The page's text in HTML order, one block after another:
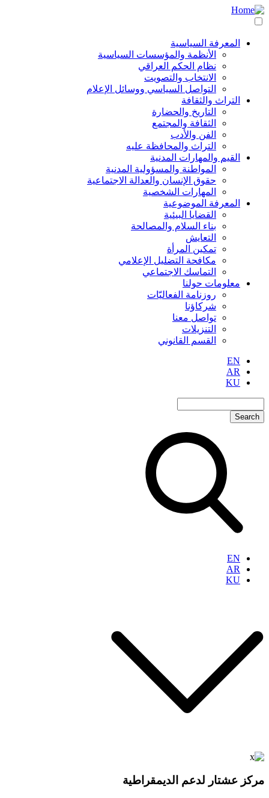
انتقل
مباشرة
الرئيسي
navigation
المعرفة السياسية
الأنظمة والمؤسسات السياسية
نظام الحكم العراقي
الانتخاب والتصويت
التواصل السياسي ووسائل الإعلام
التراث والثقافة
التاريخ والحضارة
الثقافة والمجتمع
الفن والأدب
التراث والمحافظة عليه
القيم والمهارات المدنية
المواطنة والمسؤولية المدنية
حقوق الإنسان والعدالة الاجتماعية
المهارات الشخصية
المعرفة الموضوعية
القضايا البيئية
بناء السلام والمصالحة
التعايش
تمكين المرأة
مكافحة التضليل الإعلامي
التماسك الاجتماعي
معلومات حولنا
روزنامة الفعاليّات
شركاؤنا
تواصل معنا
التنزيلات
القسم القانوني
EN
AR
KU
EN
AR
KU
مركز عشتار لدعم الديمقراطية